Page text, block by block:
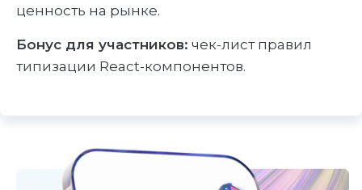
ценность на рынке.
Бонус для участников: чек-лист правил
типизации React-компонентов.